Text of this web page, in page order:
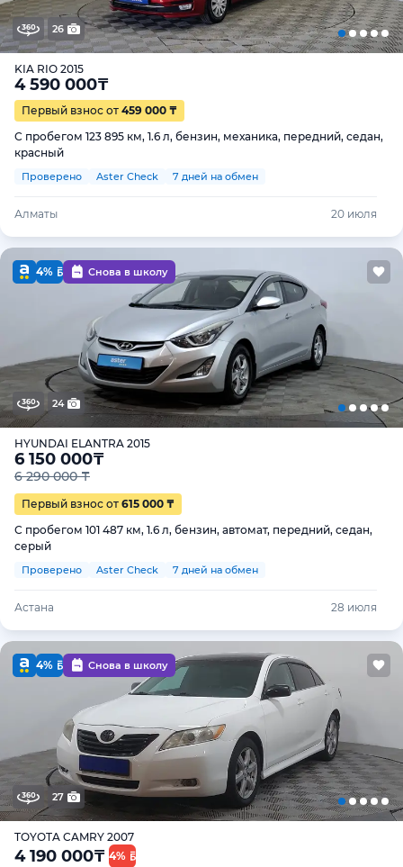
26
KIA RIO 2015
4 590 000₸
Первый взнос от 459 000 ₸
С пробегом 123 895 км, 1.6 л, бензин, механика, передний, седан,
красный
Проверено Aster Check 7 дней на обмен
Алматы 20 июля
4% Снова в школу
24
HYUNDAI ELANTRA 2015
6 150 000₸
6 290 000 ₸
Первый взнос от 615 000 ₸
С пробегом 101 487 км, 1.6 л, бензин, автомат, передний, седан,
серый
Проверено Aster Check 7 дней на обмен
Астана 28 июля
4% Снова в школу
27
TOYOTA CAMRY 2007
4 190 000₸ 4%